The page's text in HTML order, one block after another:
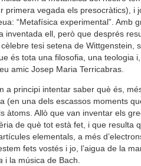
primera vegada els presocràtics),
“Metafísica experimental”. Amb
inventada ell, però que després
tesi setena de Wittgenstein,
és tota una filosofia, una
amic Josep Maria Terricabras.
a principi intentar saber què és,
(en una dels escassos moments
àtoms. Allò que van inventar els
de què tot està fet, i que resulta
elementals, a més
fets vostés i jo, l’aigua de la
i la música de Bach.